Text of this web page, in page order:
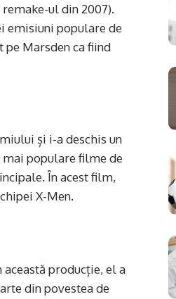
ul din 2007).
emisiuni populare de
Marsden ca fiind
și i-a deschis un
populare filme de
În acest film,
X-Men.
această producție, el a
din povestea de